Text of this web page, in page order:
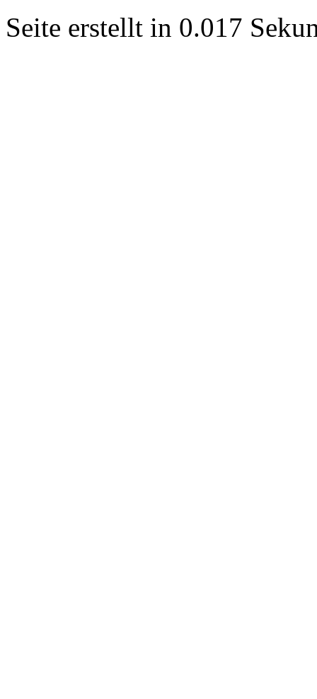
Seite erstellt in 0.017